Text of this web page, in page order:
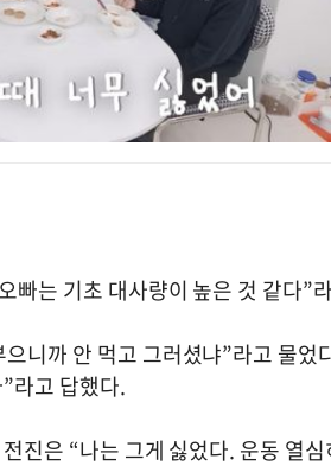
빠는 기초 대사량이 높은 것 같다”
니까 안 먹고 그러셨냐”라고 물었
라고 답했다.
진은 “나는 그게 싫었다. 운동 열